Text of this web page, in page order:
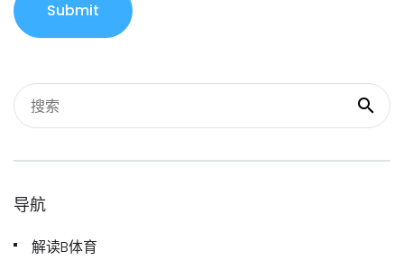
Submit
导航
解读B体育